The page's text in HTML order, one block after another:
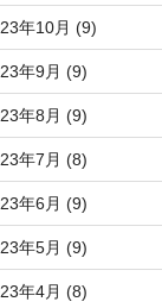
年10月 (9)
年9月 (9)
年8月 (9)
年7月 (8)
年6月 (9)
年5月 (9)
年4月 (8)